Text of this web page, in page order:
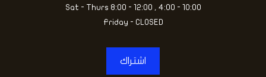
Sat - Thurs 8:00 - 12:00 , 4:00 - 10:00
Friday - CLOSED
اشتراك